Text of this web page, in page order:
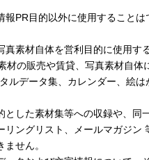
報PR目的以外に使用することは
真素材自体を営利目的に使用す
材の販売や賃貸、写真素材自体
ルデータ集、カレンダー、絵は
とした素材集等への収録や、同
リングリスト、メールマガジン
せん。